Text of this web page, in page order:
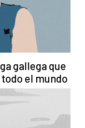
gallega que
el mundo